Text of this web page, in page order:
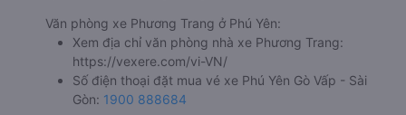
Văn phòng xe Phương Trang ở Phú Yên:
Xem địa chỉ văn phòng nhà xe Phương Trang:
https://vexere.com/vi-VN/
Số điện thoại đặt mua vé xe Phú Yên Gò Vấp - Sài
Gòn: 1900 888684